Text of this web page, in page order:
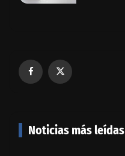
Noticias más leídas